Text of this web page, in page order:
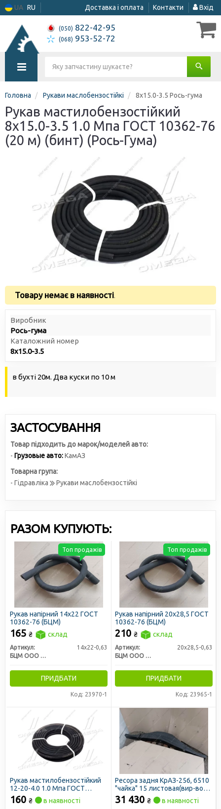
UA RU Доставка і оплата Контакти Вхід
(050) 822-42-95
(068) 953-52-72
Головна Рукави маслобензостійкі 8х15.0-3.5 Рось-гума
Рукав мастилобензостійкий
8х15.0-3.5 1.0 Мпа ГОСТ 10362-76
(20 м) (бинт) (Рось-Гума)
Товару немає в наявності.
Виробник
Рось-гума
Каталожний номер
8х15.0-3.5
в бухті 20м. Два куски по 10 м
ЗАСТОСУВАННЯ
Товар підходить до марок/моделей авто:
- Грузовые авто:КамАЗ
Товарна група:
- Гідравліка
Рукави маслобензостійкі
РАЗОМ КУПУЮТЬ:
Рукав напірний 14х22 ГОСТ
10362-76 (БЦМ)
165 ₴ склад
Артикул:
14х22-0,63
БЦМ ООО г. Минск
ПРИДБАТИ
Код: 23970-1
Топ продажів
Рукав напірний 20х28,5 ГОСТ
10362-76 (БЦМ)
210 ₴ склад
Артикул:
20х28,5-0,63
БЦМ ООО г. Минск
ПРИДБАТИ
Код: 23965-1
Топ продажів
Рукав мастилобензостійкий
12-20-4.0 1.0 Мпа ГОСТ
10362-76 (20 м) (бинт) (Рось-
Гума)
160 ₴ в наявності
Ресора задня КрАЗ-256, 6510
"чайка" 15 листовая(вир-во
S.I.L.A. AC)
31 430 ₴ в наявності